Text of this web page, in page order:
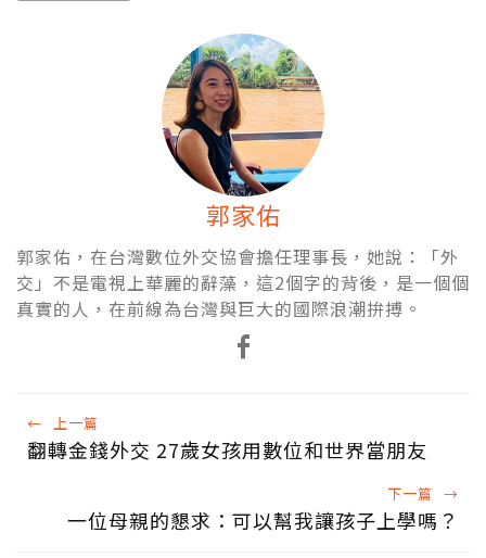
郭家佑
郭家佑，在台灣數位外交協會擔任理事長，她說：「外
交」不是電視上華麗的辭藻，這2個字的背後，是一個個
真實的人，在前線為台灣與巨大的國際浪潮拚搏。
← 上一篇
翻轉金錢外交 27歲女孩用數位和世界當朋友
下一篇 →
一位母親的懇求：可以幫我讓孩子上學嗎？